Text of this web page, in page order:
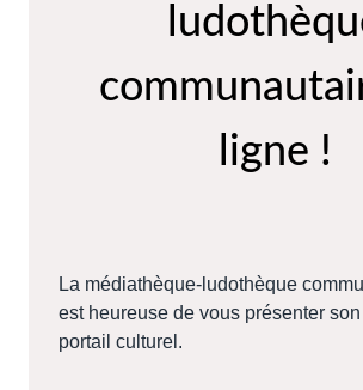
ligne !
La médiathèque-ludothèque
est heureuse de vous présenter
portail culturel.